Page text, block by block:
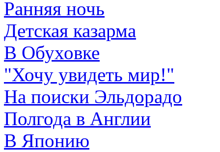
Ранняя ночь
Детская казарма
В Обуховке
"Хочу увидеть мир!"
На поиски Эльдорадо
Полгода в Англии
В Японию